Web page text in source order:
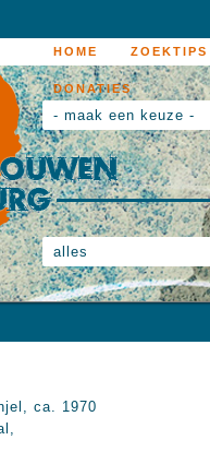
HOME ZOEKTIPS
DONATIES
- maak een keuze -
alles
ca. 1970